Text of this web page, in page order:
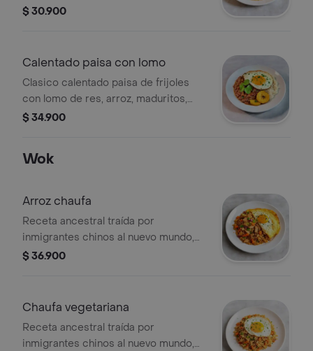
maduritos, cilantro fresco y huevos al
$ 30.900
Calentado paisa con lomo
Clasico calentado paisa de frijoles
con lomo de res, arroz, maduritos,
cilantro fresco y huevo al gusto. aji
$ 34.900
Wok
Arroz chaufa
Receta ancestral traída por
inmigrantes chinos al nuevo mundo,
arroz al wok con salsa de ostras,
acompañado de tortilla de huevo.
$ 36.900
Chaufa vegetariana
Receta ancestral traída por
inmigrantes chinos al nuevo mundo,